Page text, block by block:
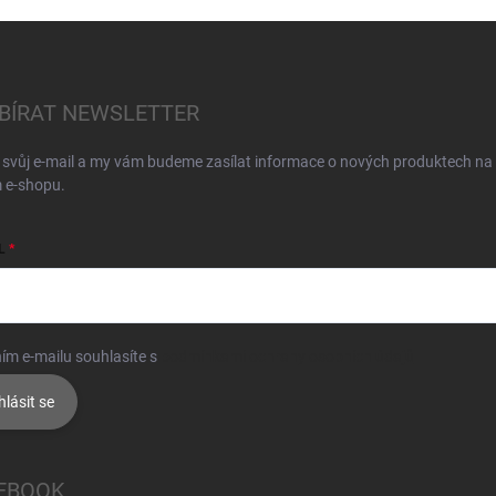
NEWSLETTER
e-mail a my vám budeme zasílat informace o nových produktech na
e-shopu.
e-mailu souhlasíte s
se